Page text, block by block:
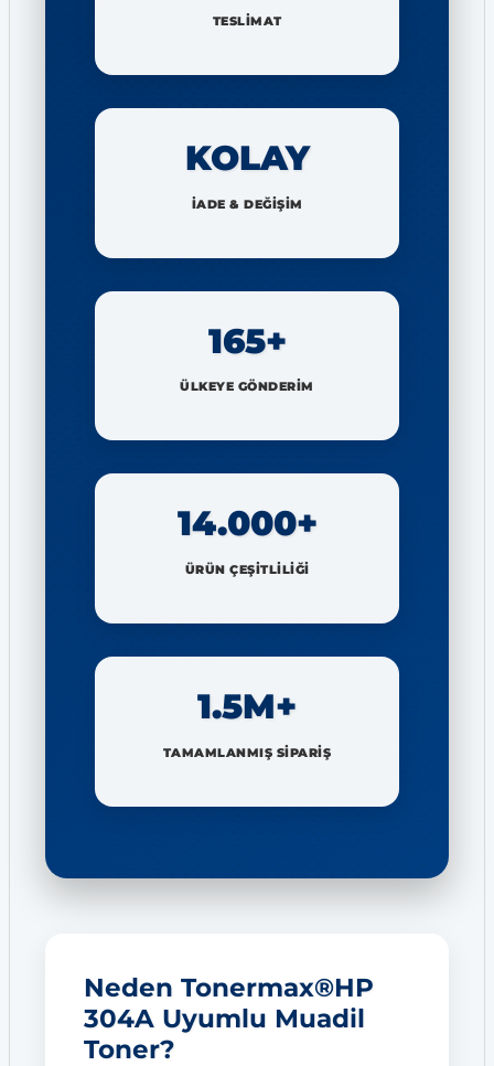
TESLİMAT
KOLAY
İADE & DEĞİŞİM
165+
ÜLKEYE GÖNDERİM
14.000+
ÜRÜN ÇEŞİTLİLİĞİ
1.5M+
TAMAMLANMIŞ SİPARİŞ
Neden Tonermax®HP
304A Uyumlu Muadil
Toner?